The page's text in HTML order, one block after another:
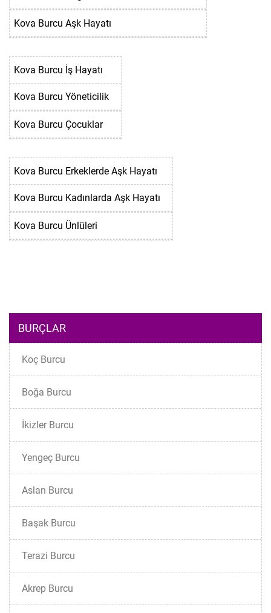
Kova Burcu Aşk Hayatı
Kova Burcu İş Hayatı
Kova Burcu Yöneticilik
Kova Burcu Çocuklar
Kova Burcu Erkeklerde Aşk Hayatı
Kova Burcu Kadınlarda Aşk Hayatı
Kova Burcu Ünlüleri
BURÇLAR
Koç Burcu
Boğa Burcu
İkizler Burcu
Yengeç Burcu
Aslan Burcu
Başak Burcu
Terazi Burcu
Akrep Burcu